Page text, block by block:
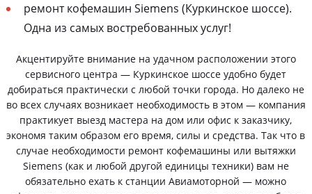
ремонт кофемашин Siemens (Куркинское шоссе).
Одна из самых востребованных услуг!
Акцентируйте внимание на удачном расположении этого
сервисного центра — Куркинское шоссе удобно будет
добираться практически с любой точки города. Но далеко не
во всех случаях возникает необходимость в этом — компания
практикует выезд мастера на дом или офис к заказчику,
экономя таким образом его время, силы и средства. Так что в
случае необходимости ремонт кофемашины или вытяжки
Siemens (как и любой другой единицы техники) вам не
обязательно ехать к станции Авиамоторной — можно